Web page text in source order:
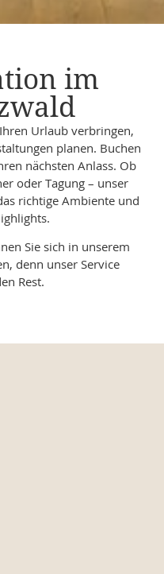
im
Urlaub verbringen,
planen. Buchen
nächsten Anlass. Ob
oder Tagung – unser
richtige Ambiente und
Sie sich in unserem
denn unser Service
Rest.